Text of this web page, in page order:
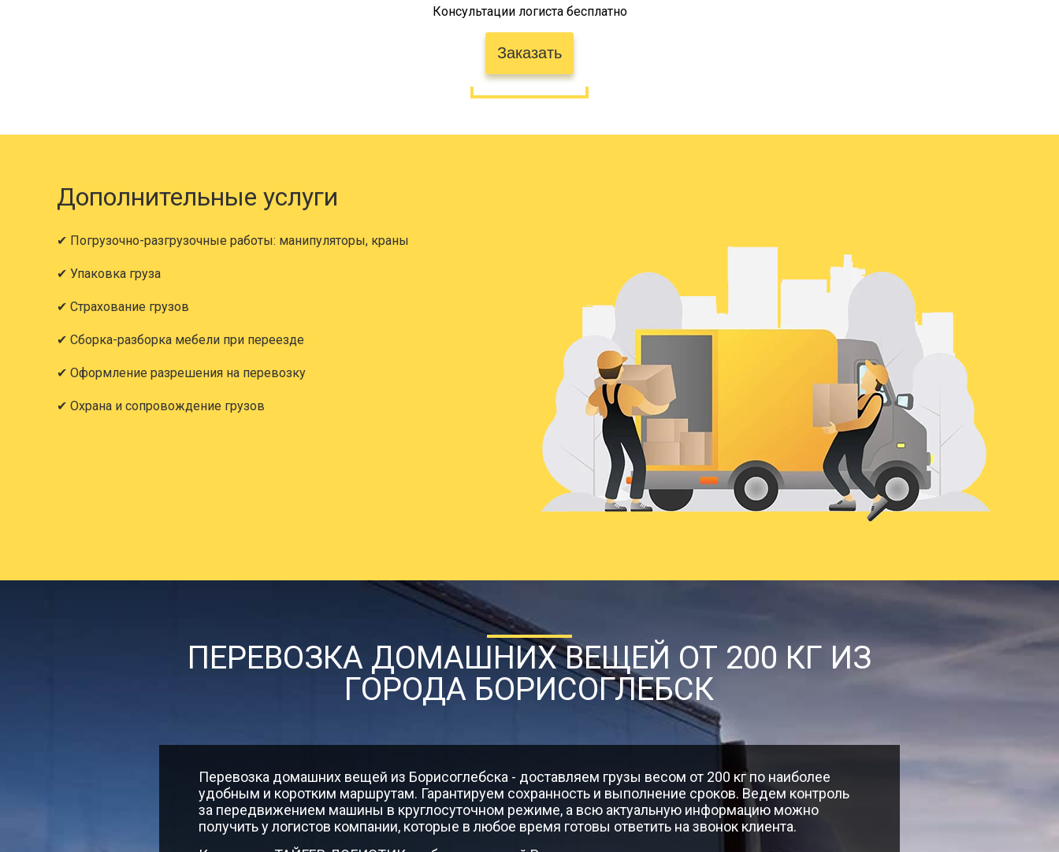
Борисоглебск → Арзамас
22671 31488
Борисоглебск → Арсеньев 217404
220449 306179 48989
45738 63525 10164
17402
82808 93159 129388
Борисоглебск → Балашиха 13816 15543 21588
Консультации логиста бесплатно
Заказать
Дополнительные услуги
✔ Погрузочно-разгрузочные работы: манипуляторы, краны
✔ Упаковка груза
✔ Страхование грузов
✔ Сборка-разборка мебели при переезде
✔ Оформление разрешения на перевозку
✔ Охрана и сопровождение грузов
ПЕРЕВОЗКА ДОМАШНИХ ВЕЩЕЙ ОТ 200 КГ ИЗ
ГОРОДА БОРИСОГЛЕБСК
Перевозка домашних вещей из Борисоглебска - доставляем грузы весом от 200 кг по наиболее
удобным и коротким маршрутам. Гарантируем сохранность и выполнение сроков. Ведем контроль
за передвижением машины в круглосуточном режиме, а всю актуальную информацию можно
получить у логистов компании, которые в любое время готовы ответить на звонок клиента.